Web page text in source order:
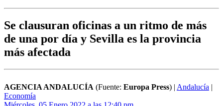
Se clausuran oficinas a un ritmo de más
de una por día y Sevilla es la provincia
más afectada
AGENCIA ANDALUCÍA (Fuente: Europa Press) | Andalucía |
Economía